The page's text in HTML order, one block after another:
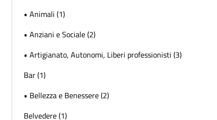
• Animali (1)
• Anziani e Sociale (2)
• Artigianato, Autonomi, Liberi professionisti (3)
Bar (1)
• Bellezza e Benessere (2)
Belvedere (1)